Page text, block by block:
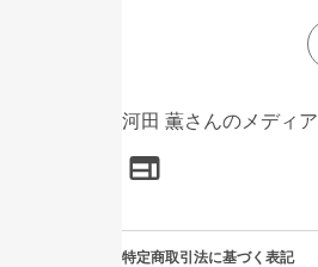
河田 薫さんのメディア
特定商取引法に基づく表記